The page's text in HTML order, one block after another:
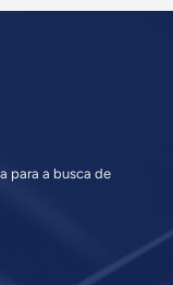
para a busca de